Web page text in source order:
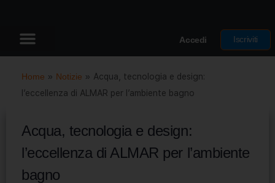
Accedi Iscriviti
Home » Notizie » Acqua, tecnologia e design:
l’eccellenza di ALMAR per l’ambiente bagno
Acqua, tecnologia e design:
l’eccellenza di ALMAR per l’ambiente
bagno